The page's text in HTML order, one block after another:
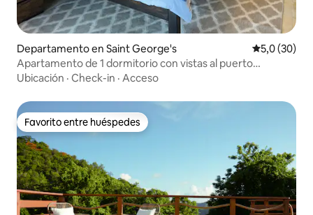
Departamento en Saint George's Calificación
5,0 (30)
Apartamento de 1 dormitorio con vistas al puerto
deportivo de Port Louis
Ubicación · Check-in · Acceso
Favorito entre huéspedes
Favorito entre huéspedes